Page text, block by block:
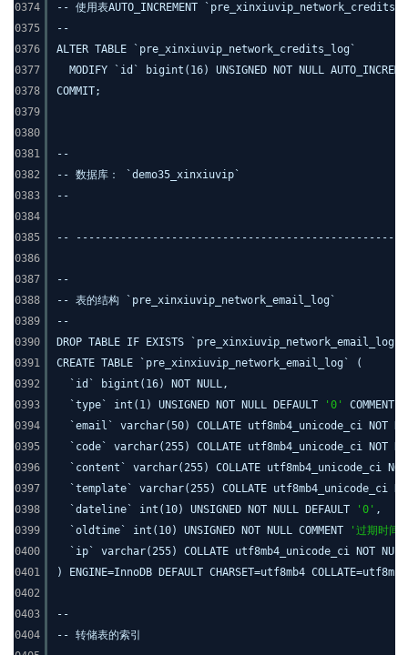
0374
0375
0376
0377
0378
0379
0380
0381
0382
0383
0384
0385
0386
0387
0388
0389
0390
0391
0392
0393
0394
0395
0396
0397
0398
0399
0400
0401
0402
0403
0404
-- 使用表AUTO_INCREMENT
--
ALTER TABLE `pre_xinxiuvip_network_credits_log`
MODIFY `id` bigint(16) UNSIGNED NOT NULL
COMMIT;
--
-- 数据库： `demo35_xinxiuvip`
--
--
--
-- 表的结构 `pre_xinxiuvip_network_email_log`
--
DROP TABLE IF EXISTS `pre_xinxiuvip_network_email_log`;
CREATE TABLE `pre_xinxiuvip_network_email_log` (
`id` bigint(16) NOT NULL,
`type` int(1) UNSIGNED NOT NULL DEFAULT
'0' COMMENT
`email` varchar(50) COLLATE utf8mb4_unicode_ci NOT
`code` varchar(255) COLLATE utf8mb4_unicode_ci NOT
`content` varchar(255) COLLATE utf8mb4_unicode_ci NOT
`template` varchar(255) COLLATE utf8mb4_unicode_ci NOT
`dateline` int(10) UNSIGNED NOT NULL DEFAULT
'0' ,
`oldtime` int(10) UNSIGNED NOT NULL COMMENT
'过期时间'
`ip` varchar(255) COLLATE utf8mb4_unicode_ci NOT NULL
) ENGINE=InnoDB DEFAULT CHARSET=utf8mb4
--
-- 转储表的索引